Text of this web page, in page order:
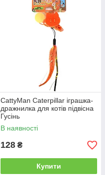
CattyMan Caterpillar іграшка-
дражнилка для котів підвісна
Гусінь
В наявності
128 ₴
Купити